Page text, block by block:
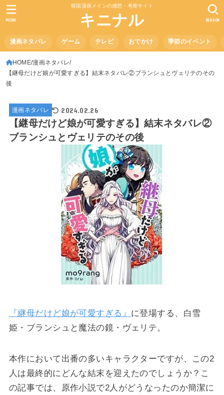
韓国漫画メインの感想・考察サイト
キニナル
漫画ネタバレ ゲーム テレビ おでかけ 季節のイベント
SEARCH
MENU
HOME 漫画ネタバレ
【継母だけど娘が可愛すぎる】結末ネタバレ②ブランシュとヴェリテのその
後
漫画ネタバレ 2024.02.26
【継母だけど娘が可愛すぎる】結末ネタバレ②
ブランシュとヴェリテのその後
『継母だけど娘が可愛すぎる』 に登場する、白雪
姫・ブランシュと魔法の鏡・ヴェリテ。
本作において出番の多いキャラクターですが、この2
人は最終的にどんな結末を迎えたのでしょうか？こ
の記事では、原作小説で2人がどうなったのか簡潔に